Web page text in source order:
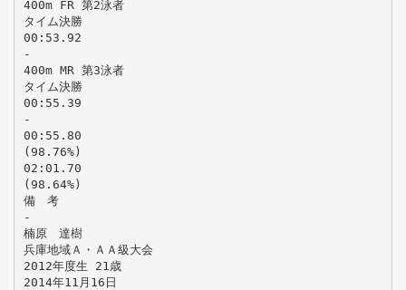
400m FR 第2泳者
タイム決勝
00:53.92
-
400m MR 第3泳者
タイム決勝
00:55.39
-
00:55.80
(98.76%)
02:01.70
(98.64%)
備 考
-
楠原 達樹
兵庫地域Ａ・ＡＡ級大会
2012年度生 21歳
2014年11月16日